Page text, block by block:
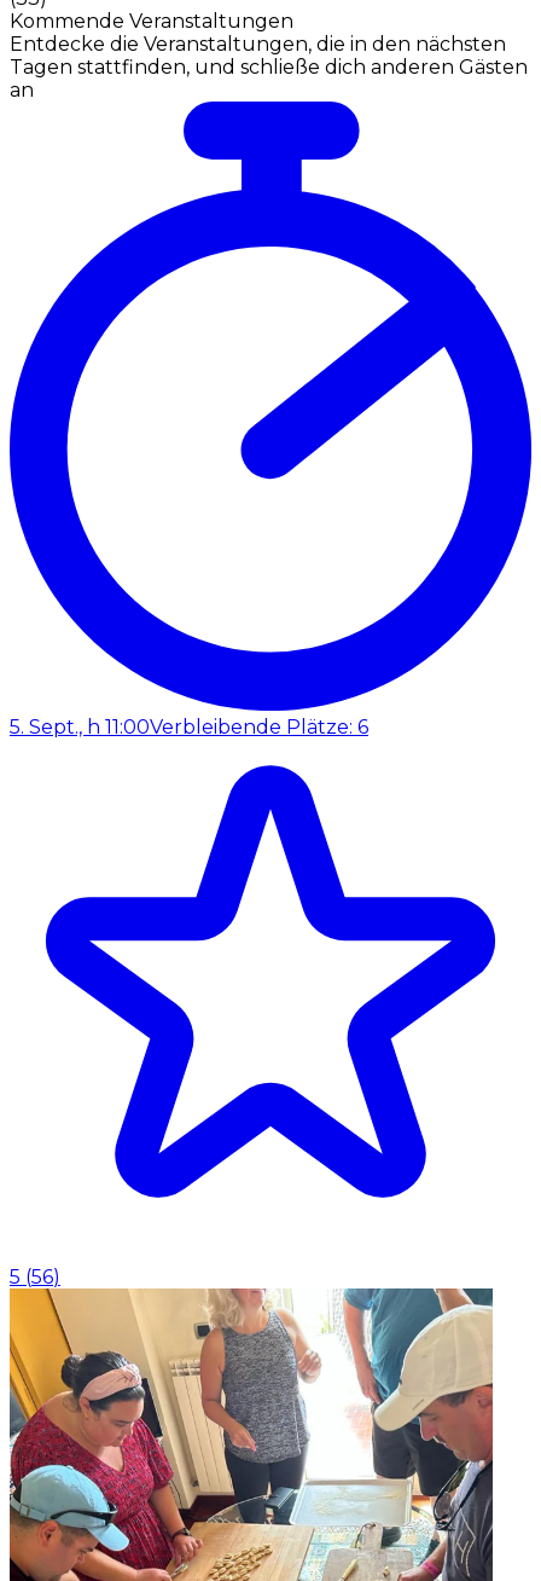
Kommende Veranstaltungen
Entdecke die Veranstaltungen, die in den nächsten
Tagen stattfinden, und schließe dich anderen Gästen
an
5. Sept., h 11:00Verbleibende Plätze: 6
5 (56)